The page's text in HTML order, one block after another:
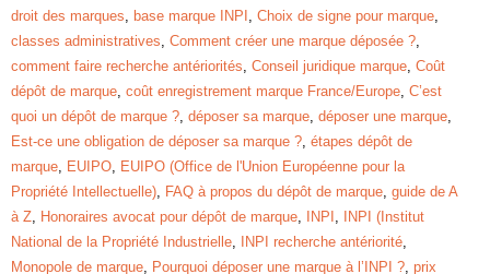
droit des marques, base marque INPI , Choix de signe pour marque,
classes administratives, Comment créer une marque déposée ?,
comment faire recherche antériorités, Conseil juridique marque, Coût
dépôt de marque, coût enregistrement marque France/Europe, C’est
quoi un dépôt de marque ?, déposer sa marque, déposer une marque,
Est-ce une obligation de déposer sa marque ?, étapes dépôt de
marque, EUIPO, EUIPO (Office de l'Union Européenne pour la
Propriété Intellectuelle), FAQ à propos du dépôt de marque, guide de A
à Z, Honoraires avocat pour dépôt de marque, INPI ,
INPI (Institut
National de la Propriété Industrielle, INPI recherche antériorité,
Monopole de marque, Pourquoi déposer une marque à l’INPI ?, prix